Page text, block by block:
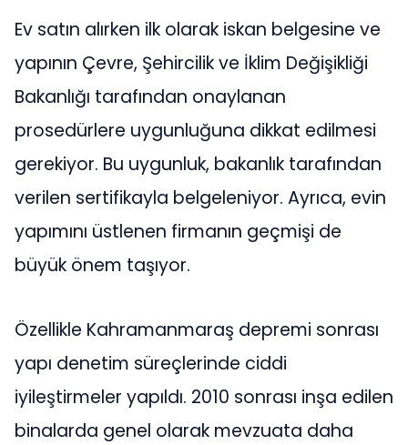
Ev satın alırken ilk olarak iskan belgesine ve
yapının Çevre, Şehircilik ve İklim Değişikliği
Bakanlığı tarafından onaylanan
prosedürlere uygunluğuna dikkat edilmesi
gerekiyor. Bu uygunluk, bakanlık tarafından
verilen sertifikayla belgeleniyor. Ayrıca, evin
yapımını üstlenen firmanın geçmişi de
büyük önem taşıyor.
Özellikle Kahramanmaraş depremi sonrası
yapı denetim süreçlerinde ciddi
iyileştirmeler yapıldı. 2010 sonrası inşa edilen
binalarda genel olarak mevzuata daha